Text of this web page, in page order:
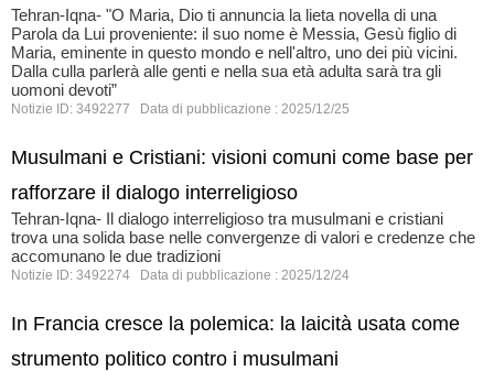
Tehran-Iqna- "O Maria, Dio ti annuncia la lieta novella di una
Parola da Lui proveniente: il suo nome è Messia, Gesù figlio di
Maria, eminente in questo mondo e nell'altro, uno dei più vicini.
Dalla culla parlerà alle genti e nella sua età adulta sarà tra gli
uomoni devoti”
Notizie ID: 3492277 Data di pubblicazione : 2025/12/25
Musulmani e Cristiani: visioni comuni come base per
rafforzare il dialogo interreligioso
Tehran-Iqna- Il dialogo interreligioso tra musulmani e cristiani
trova una solida base nelle convergenze di valori e credenze che
accomunano le due tradizioni
Notizie ID: 3492274 Data di pubblicazione : 2025/12/24
In Francia cresce la polemica: la laicità usata come
strumento politico contro i musulmani